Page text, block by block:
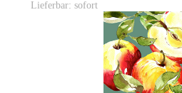
Lieferbar: sofort